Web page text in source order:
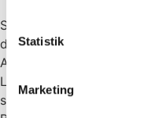
Statistik
Marketing
Succesfuld
den 26. oktober 2023
Aalborg Pride med
Ledelsen får nye kræfter
som dirigent og Lars